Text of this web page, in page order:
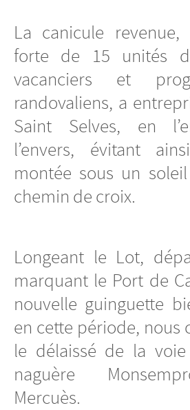
La canicule
forte de 15 unités
vacanciers et
randovaliens, a
Saint Selves, en
l’envers, évitant
montée sous un
chemin de croix.
Longeant le Lot,
marquant le Port de
nouvelle guinguette
en cette période, nous
le délaissé de la
naguère
Mercuès.